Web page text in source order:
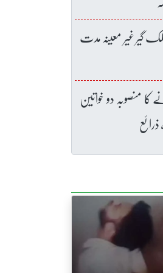
گیر غیر معینہ مدت
کا منصوبہ دو خواتین